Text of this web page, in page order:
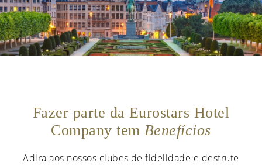
Fazer parte da Eurostars Hotel
Company tem Benefícios
Adira aos nossos clubes de fidelidade e desfrute